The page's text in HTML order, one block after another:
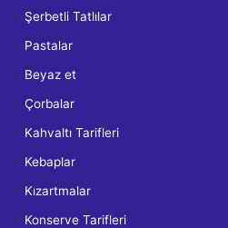
Şerbetli Tatlılar
Pastalar
Beyaz et
Çorbalar
Kahvaltı Tarifleri
Kebaplar
Kızartmalar
Konserve Tarifleri